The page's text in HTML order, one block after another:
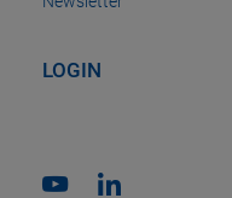
LOGIN